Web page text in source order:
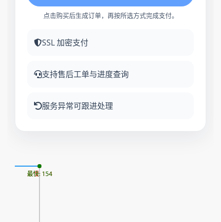
点击购买后生成订单，再按所选方式完成支付。
SSL 加密支付
支持售后工单与进度查询
服务异常可跟进处理
最慢: 154
最快: 154